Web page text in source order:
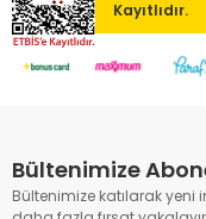
Kayıtlıdır.
Bültenimize
Bültenimize katılarak